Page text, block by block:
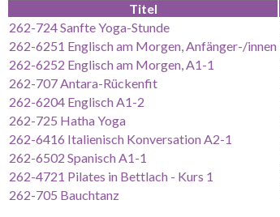
Titel
262-724 Sanfte Yoga-Stunde
262-6251 Englisch am Morgen, Anfänger-/innen
262-6252 Englisch am Morgen, A1-1
262-707 Antara-Rückenfit
262-6204 Englisch A1-2
262-725 Hatha Yoga
262-6416 Italienisch Konversation A2-1
262-6502 Spanisch A1-1
262-4721 Pilates in Bettlach - Kurs 1
262-705 Bauchtanz